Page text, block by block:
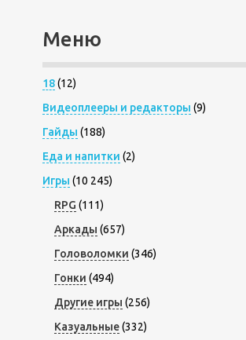
Меню
18(12)
Видеоплееры и редакторы (9)
Гайды (188)
Еда и напитки (2)
Игры (10 245)
RPG (111)
Аркады (657)
Головоломки (346)
Гонки (494)
Другие игры (256)
Казуальные(332)